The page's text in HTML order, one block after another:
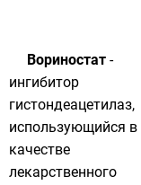
Вориностат -
ингибитор
гистондеацетилаз,
использующийся в
качестве
лекарственного